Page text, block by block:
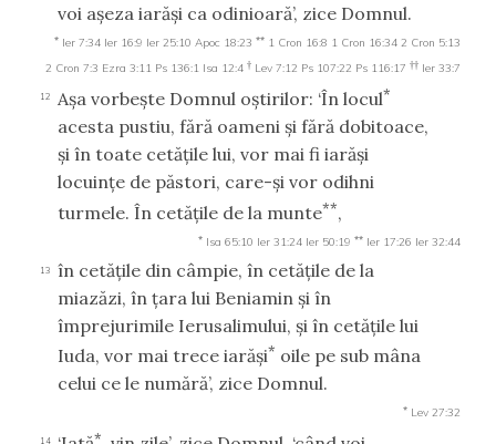
voi aşeza iarăşi ca odinioară’, zice Domnul.
* Ier 7:34 Ier 16:9 Ier 25:10 Apoc 18:23 ** 1 Cron 16:8 1 Cron 16:34 2 Cron 5:13
2 Cron 7:3 Ezra 3:11 Ps 136:1 Isa 12:4 † Lev 7:12 Ps 107:22 Ps 116:17 †† Ier 33:7
12 Aşa vorbeşte Domnul oştirilor: ‘În locul*
acesta pustiu, fără oameni şi fără dobitoace,
şi în toate cetăţile lui, vor mai fi iarăşi
locuinţe de păstori, care-şi vor odihni
turmele. În cetăţile de la munte**,
* Isa 65:10 Ier 31:24 Ier 50:19 ** Ier 17:26 Ier 32:44
13
în cetăţile din câmpie, în cetăţile de la
miazăzi, în ţara lui Beniamin şi în
împrejurimile Ierusalimului, şi în cetăţile lui
Iuda, vor mai trece iarăşi* oile pe sub mâna
celui ce le numără’, zice Domnul.
* Lev 27:32
14 *